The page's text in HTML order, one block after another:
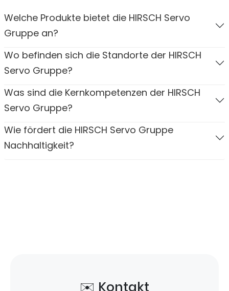
Welche Produkte bietet die HIRSCH Servo
Gruppe an?
Wo befinden sich die Standorte der HIRSCH
Servo Gruppe?
Was sind die Kernkompetenzen der HIRSCH
Servo Gruppe?
Wie fördert die HIRSCH Servo Gruppe
Nachhaltigkeit?
✉️ Kontakt